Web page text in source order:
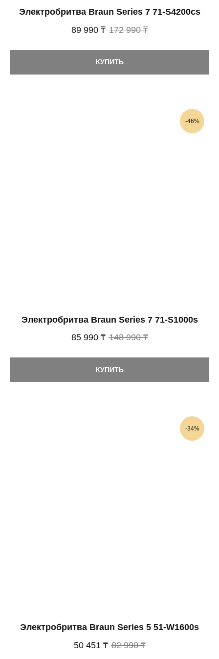
Электробритва Braun Series 7 71-S4200cs
89 990 ₸ 172 990 ₸
КУПИТЬ
-46%
Электробритва Braun Series 7 71-S1000s
85 990 ₸ 148 990 ₸
КУПИТЬ
-34%
Электробритва Braun Series 5 51-W1600s
50 451 ₸ 82 990 ₸
РЕЖУЩИЙ БЛОК